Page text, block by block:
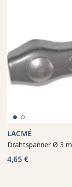
LACMÉ
Drahtspanner Ø 3
4,65 €